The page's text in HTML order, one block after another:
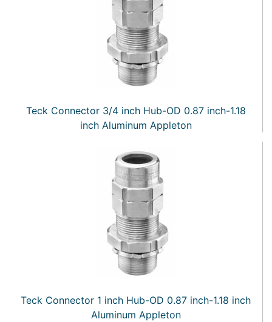
Teck Connector 3/4 inch Hub-OD 0.87 inch-1.18
inch Aluminum Appleton
Teck Connector 1 inch Hub-OD 0.87 inch-1.18 inch
Aluminum Appleton